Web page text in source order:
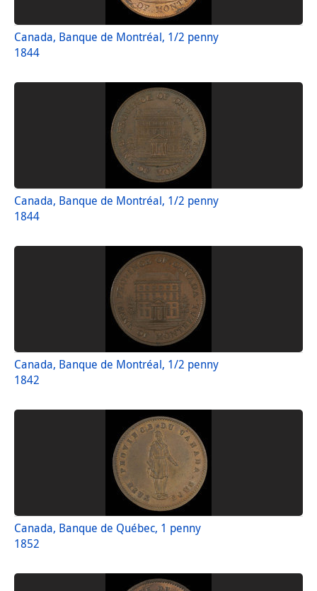
Canada, Banque de Montréal, 1/2 penny
1844
Canada, Banque de Montréal, 1/2 penny
1844
Canada, Banque de Montréal, 1/2 penny
1842
Canada, Banque de Québec, 1 penny
1852